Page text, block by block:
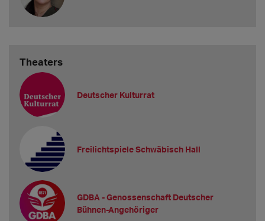
Theaters
Deutscher Kulturrat
Freilichtspiele Schwäbisch Hall
GDBA - Genossenschaft Deutscher
Bühnen-Angehöriger